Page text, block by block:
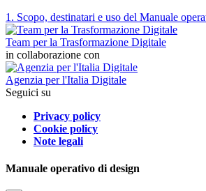
1. Scopo, destinatari e uso del Manuale
Team per la Trasformazione Digitale
in collaborazione con
Agenzia per l'Italia Digitale
Seguici su
Privacy policy
Cookie policy
Note legali
Manuale operativo di design